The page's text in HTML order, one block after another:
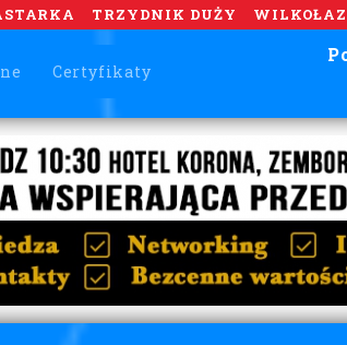
TRZYDNIK DUŻY WILKOŁAZ
Certyfikaty